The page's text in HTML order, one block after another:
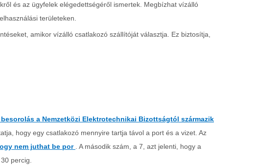
és az ügyfelek elégedettségéről ismertek. Megbízhat vízálló
területeken.
amikor vízálló csatlakozó szállítóját választja. Ez biztosítja,
besorolás a Nemzetközi Elektrotechnikai Bizottságtól származik
hogy egy csatlakozó mennyire tartja távol a port és a vizet. Az
nem juthat be por
. A második szám, a 7, azt jelenti, hogy a
percig.